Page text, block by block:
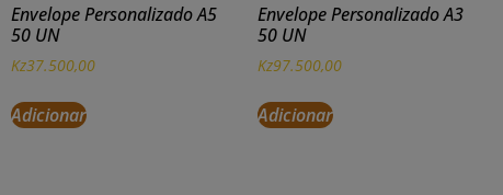
Envelope Personalizado A5
50 UN
Kz37.500,00
Adicionar
Envelope Personalizado A3
50 UN
Kz97.500,00
Adicionar